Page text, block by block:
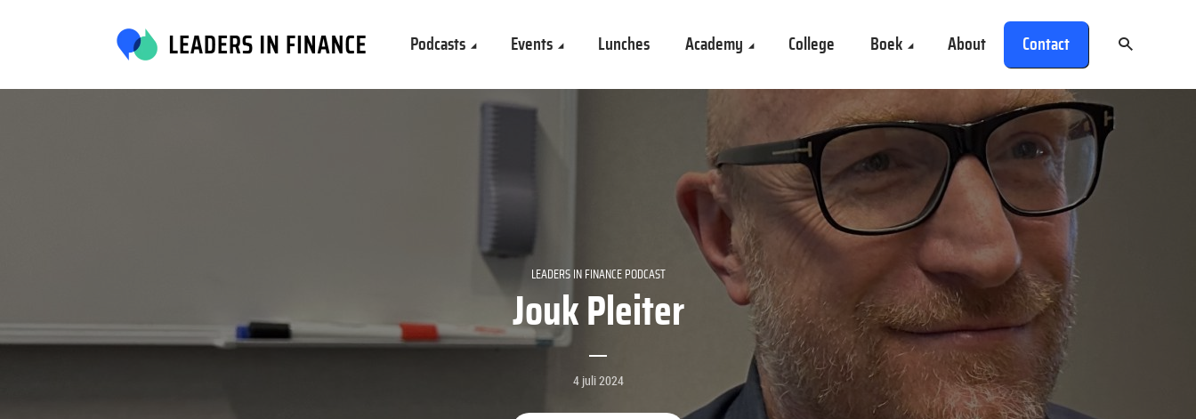
Podcasts Events Lunches Academy College Boek About Contact
LEADERS IN FINANCE PODCAST
Jouk Pleiter
4 juli 2024